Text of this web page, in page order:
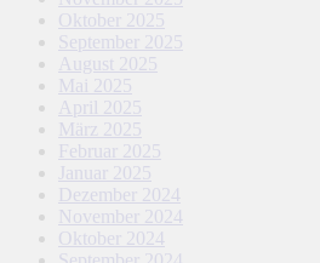
Oktober 2025
September 2025
August 2025
Mai 2025
April 2025
März 2025
Februar 2025
Januar 2025
Dezember 2024
November 2024
Oktober 2024